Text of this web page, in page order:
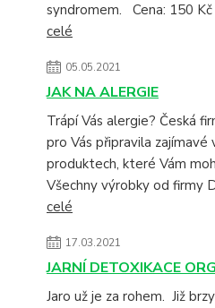
syndromem. Cena: 150 Kč
celé
05.05.2021
JAK NA ALERGIE
Trápí Vás alergie? Česká
pro Vás připravila zajímavé
produktech, které Vám
Všechny výrobky od firmy
celé
17.03.2021
JARNÍ DETOXIKACE
Jaro už je za rohem. Již